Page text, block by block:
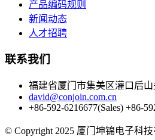
产品编码规则
新闻动态
人才招聘
联系我们
福建省厦门市集美区灌口后山
david@conjoin.com.cn
+86-592-6216677(Sales) +86-
© Copyright 2025 厦门坤锦电子科